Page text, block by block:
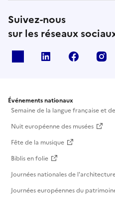
Suivez-nous
sur les réseaux
Linkedin Facebook
Événements nationaux
Semaine de la langue française et
Nuit européenne des musées
Fête de la musique
Biblis en folie
Journées nationales de
Journées européennes du